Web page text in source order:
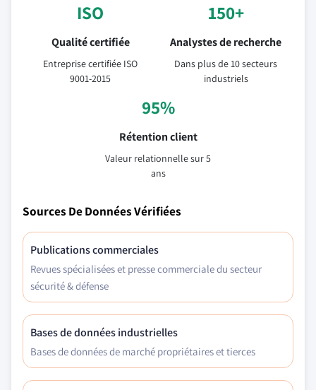
ISO
Qualité certifiée
Entreprise certifiée ISO
9001-2015
150+
Analystes de recherche
Dans plus de 10 secteurs
industriels
95%
Rétention client
Valeur relationnelle sur 5
ans
Sources De Données Vérifiées
Publications commerciales
Revues spécialisées et presse commerciale du secteur
sécurité & défense
Bases de données industrielles
Bases de données de marché propriétaires et tierces